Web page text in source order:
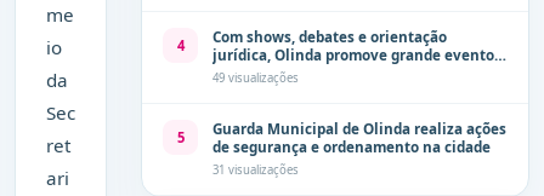
me
io
da
Sec
ret
ari
4
Com shows, debates e orientação
jurídica, Olinda promove grande evento
de combate à violência contra a mulher
neste sábado (8)
49 visualizações
5
Guarda Municipal de Olinda realiza ações
de segurança e ordenamento na cidade
31 visualizações